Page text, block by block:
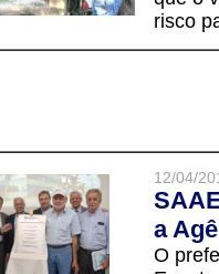
risco
12/04/
a
O